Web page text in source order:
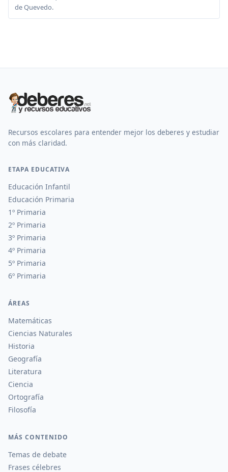
de Quevedo.
Recursos escolares para entender mejor los deberes y estudiar
con más claridad.
ETAPA EDUCATIVA
Educación Infantil
Educación Primaria
1º Primaria
2º Primaria
3º Primaria
4º Primaria
5º Primaria
6º Primaria
ÁREAS
Matemáticas
Ciencias Naturales
Historia
Geografía
Literatura
Ciencia
Ortografía
Filosofía
MÁS CONTENIDO
Temas de debate
Frases célebres